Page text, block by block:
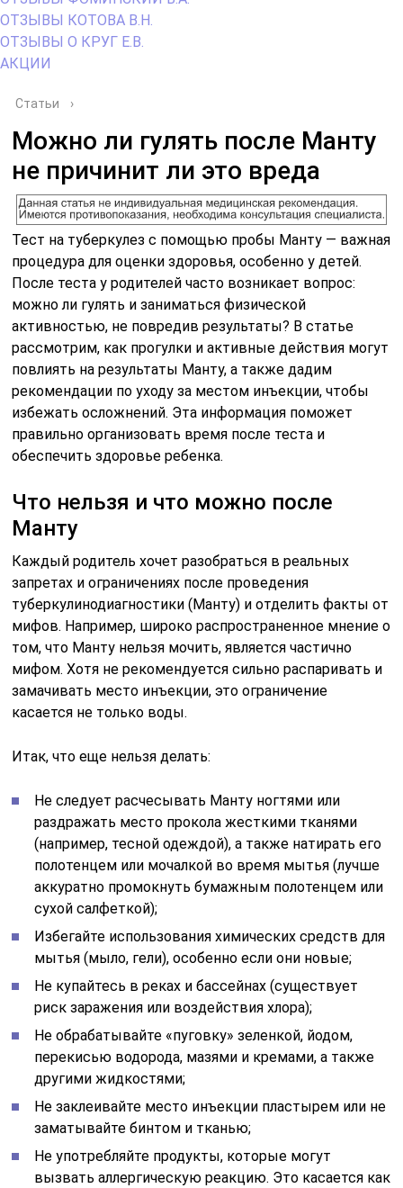
ОТЗЫВЫ КОТОВА В.Н.
ОТЗЫВЫ О КРУГ Е.В.
АКЦИИ
Статьи ›
Можно ли гулять после Манту
не причинит ли это вреда
Тест на туберкулез с помощью пробы Манту — важная
процедура для оценки здоровья, особенно у детей.
После теста у родителей часто возникает вопрос:
можно ли гулять и заниматься физической
активностью, не повредив результаты? В статье
рассмотрим, как прогулки и активные действия могут
повлиять на результаты Манту, а также дадим
рекомендации по уходу за местом инъекции, чтобы
избежать осложнений. Эта информация поможет
правильно организовать время после теста и
обеспечить здоровье ребенка.
Что нельзя и что можно после
Манту
Каждый родитель хочет разобраться в реальных
запретах и ограничениях после проведения
туберкулинодиагностики (Манту) и отделить факты от
мифов. Например, широко распространенное мнение о
том, что Манту нельзя мочить, является частично
мифом. Хотя не рекомендуется сильно распаривать и
замачивать место инъекции, это ограничение
касается не только воды.
Итак, что еще нельзя делать:
Не следует расчесывать Манту ногтями или
раздражать место прокола жесткими тканями
(например, тесной одеждой), а также натирать его
полотенцем или мочалкой во время мытья (лучше
аккуратно промокнуть бумажным полотенцем или
сухой салфеткой);
Избегайте использования химических средств для
мытья (мыло, гели), особенно если они новые;
Не купайтесь в реках и бассейнах (существует
риск заражения или воздействия хлора);
Не обрабатывайте «пуговку» зеленкой, йодом,
перекисью водорода, мазями и кремами, а также
другими жидкостями;
Не заклеивайте место инъекции пластырем или не
заматывайте бинтом и тканью;
Не употребляйте продукты, которые могут
вызвать аллергическую реакцию. Это касается как